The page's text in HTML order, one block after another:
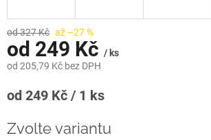
od 327 Kč až –27 %
od 249 Kč / ks
od 205,79 Kč bez DPH
Měrná
od 249 Kč / 1 ks
Zvolte variantu